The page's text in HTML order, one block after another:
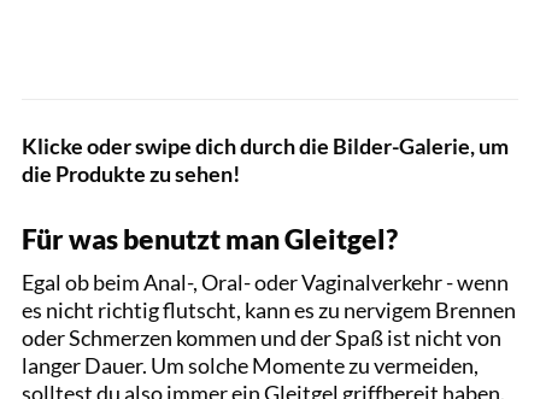
Klicke oder swipe dich durch die Bilder-Galerie, um
die Produkte zu sehen!
Für was benutzt man Gleitgel?
Egal ob beim Anal-, Oral- oder Vaginalverkehr - wenn
es nicht richtig flutscht, kann es zu nervigem Brennen
oder Schmerzen kommen und der Spaß ist nicht von
langer Dauer. Um solche Momente zu vermeiden,
solltest du also immer ein Gleitgel griffbereit haben.